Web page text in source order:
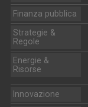
Finanza pubblica
Strategie &
Regole
Energie &
Risorse
Innovazione